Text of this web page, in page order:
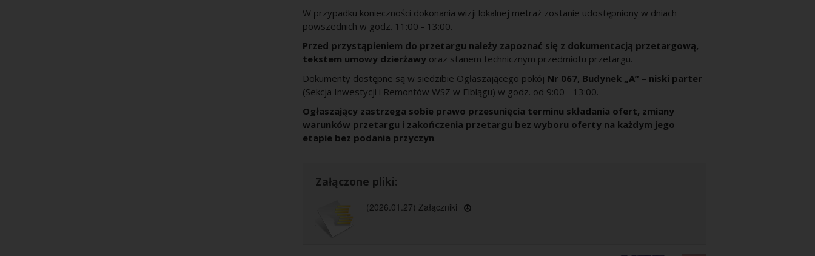
W przypadku konieczności dokonania wizji lokalnej metraż zostanie udostępniony w dniach
powszednich w godz. 11:00 - 13:00.
Przed przystąpieniem do przetargu należy zapoznać się z dokumentacją przetargową,
tekstem umowy dzierżawy oraz stanem technicznym przedmiotu przetargu.
Dokumenty dostępne są w siedzibie Ogłaszającego pokój Nr 067, Budynek „A” – niski parter
(Sekcja Inwestycji i Remontów WSZ w Elblągu) w godz. od 9:00 - 13:00.
Ogłaszający zastrzega sobie prawo przesunięcia terminu składania ofert, zmiany
warunków przetargu i zakończenia przetargu bez wyboru oferty na każdym jego
etapie bez podania przyczyn.
Załączone pliki:
(2026.01.27) Załączniki